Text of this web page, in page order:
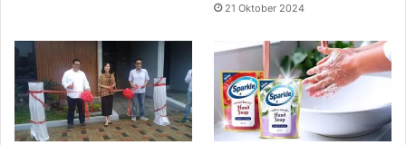
21 Oktober 2024